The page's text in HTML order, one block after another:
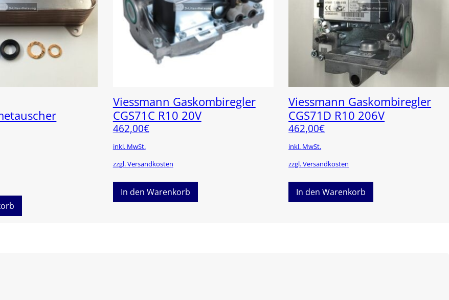
Viessmann Gaskombiregler
CGS71C R10 20V
462,00€
inkl. MwSt.
zzgl. Versandkosten
In den Warenkorb
Viessmann Gaskombiregler
CGS71D R10 206V
462,00€
inkl. MwSt.
zzgl. Versandkosten
In den Warenkorb